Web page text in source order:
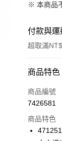
※ 本商品
付款與運
超取滿
付款方式
信用卡一次
LINE Pay
商品特色
商品編號
7426581
商品特色